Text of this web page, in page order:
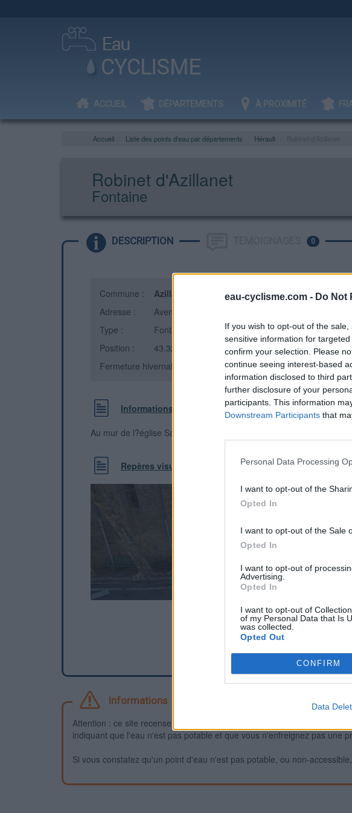
eau-cyclisme.com - Do Not
If you wish to opt-out of the
sensitive information for
confirm your selection. Please
continue seeing interest-based
information disclosed to third
further disclosure of your
participants. This information
Downstream Participants that
Personal Data Processing
I want to opt-out of the
Opted In
I want to opt-out of the Sale
Opted In
I want to opt-out of
Advertising.
Opted In
I want to opt-out of
of my Personal Data that Is
was collected.
Opted Out
CONFIRM
Data
ACCUEIL DÉPARTEMENTS À PROXIMITÉ
Accueil Liste des points d'eau par départements Hérault
Robinet d'Azillanet
Fontaine
DESCRIPTION 0
Commune : Azillanet
(Hérault)
Adresse :
Avenue du Minervois
Type :
Fontaine
Position :
43.324933°N, 2.737898°E
Fermeture hivernale : non
Informations complémentaires
Au mur de l?église Saint Laurent - un robinet d'eau.
Repères visuels
Informations
Attention : ce site recense des points d'eau dont la fiabilité ne peut pas
indiquant que l'eau n'est pas potable et que vous n'enfreignez pas une
Si vous constatez qu'un point d'eau n'est pas potable, ou non-